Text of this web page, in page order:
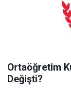
Ortaöğretim
Değişti?